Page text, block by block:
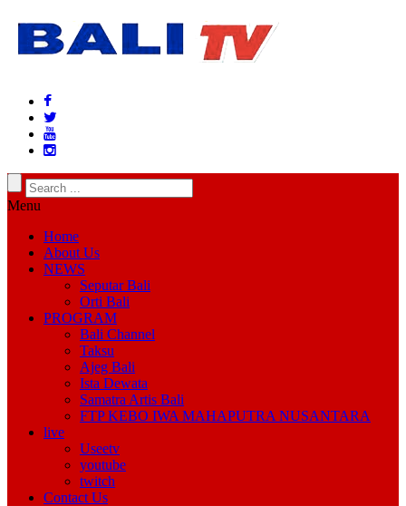
Menu
Home
About Us
NEWS
Seputar Bali
Orti Bali
PROGRAM
Bali Channel
Taksu
Ajeg Bali
Ista Dewata
Samatra Artis Bali
FTP KEBO IWA MAHAPUTRA NUSANTARA
live
Useetv
youtube
twitch
Contact Us